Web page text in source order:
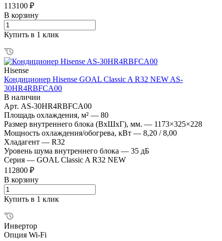
113100 ₽
В корзину
Купить в 1 клик
Hisense
Кондиционер Hisense GOAL Classic A R32 NEW AS-
30HR4RBFCA00
В наличии
Арт. AS-30HR4RBFCA00
Площадь охлаждения, м² — 80
Размер внутреннего блока (ВхШхГ), мм. — 1173×325×228
Мощность охлаждения/обогрева, кВт — 8,20 / 8,00
Хладагент — R32
Уровень шума внутреннего блока — 35 дБ
Серия — GOAL Classic A R32 NEW
112800 ₽
В корзину
Купить в 1 клик
Инвертор
Опция Wi-Fi